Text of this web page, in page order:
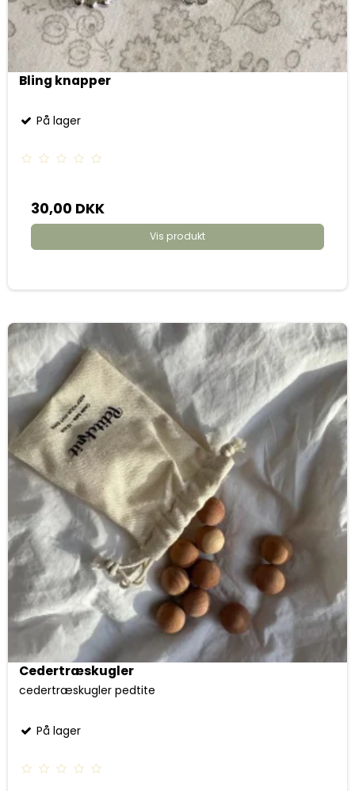
Bling knapper
På lager
30,00 DKK
Vis produkt
Cedertræskugler
cedertræskugler pedtite
På lager